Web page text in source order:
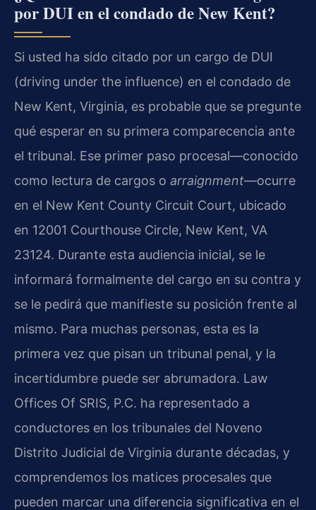
por DUI en el condado de New Kent?
Si usted ha sido citado por un cargo de DUI
(driving under the influence) en el condado de
New Kent, Virginia, es probable que se pregunte
qué esperar en su primera comparecencia ante
el tribunal. Ese primer paso procesal—conocido
como lectura de cargos o arraignment—ocurre
en el New Kent County Circuit Court, ubicado
en 12001 Courthouse Circle, New Kent, VA
23124. Durante esta audiencia inicial, se le
informará formalmente del cargo en su contra y
se le pedirá que manifieste su posición frente al
mismo. Para muchas personas, esta es la
primera vez que pisan un tribunal penal, y la
incertidumbre puede ser abrumadora. Law
Offices Of SRIS, P.C. ha representado a
conductores en los tribunales del Noveno
Distrito Judicial de Virginia durante décadas, y
comprendemos los matices procesales que
pueden marcar una diferencia significativa en el